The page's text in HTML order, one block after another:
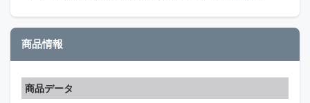
商品情報
商品データ